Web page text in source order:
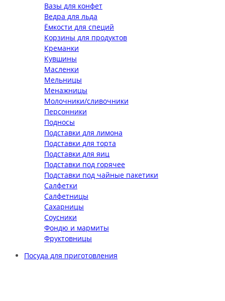
Вазы для конфет
Ведра для льда
Ёмкости для специй
Корзины для продуктов
Креманки
Кувшины
Масленки
Мельницы
Менажницы
Молочники/сливочники
Персонники
Подносы
Подставки для лимона
Подставки для торта
Подставки для яиц
Подставки под горячее
Подставки под чайные пакетики
Салфетки
Салфетницы
Сахарницы
Соусники
Фондю и мармиты
Фруктовницы
Посуда для приготовления